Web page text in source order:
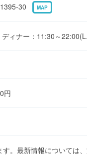
30
MAP
ディナー：11:30～
円
。最新情報については